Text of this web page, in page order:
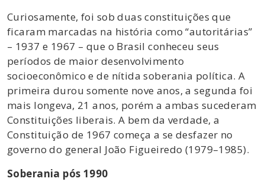
Curiosamente, foi sob duas constituições que
ficaram marcadas na história como “autoritárias”
– 1937 e 1967 – que o Brasil conheceu seus
períodos de maior desenvolvimento
socioeconômico e de nítida soberania política. A
primeira durou somente nove anos, a segunda foi
mais longeva, 21 anos, porém a ambas sucederam
Constituições liberais. A bem da verdade, a
Constituição de 1967 começa a se desfazer no
governo do general João Figueiredo (1979–1985).
Soberania pós 1990